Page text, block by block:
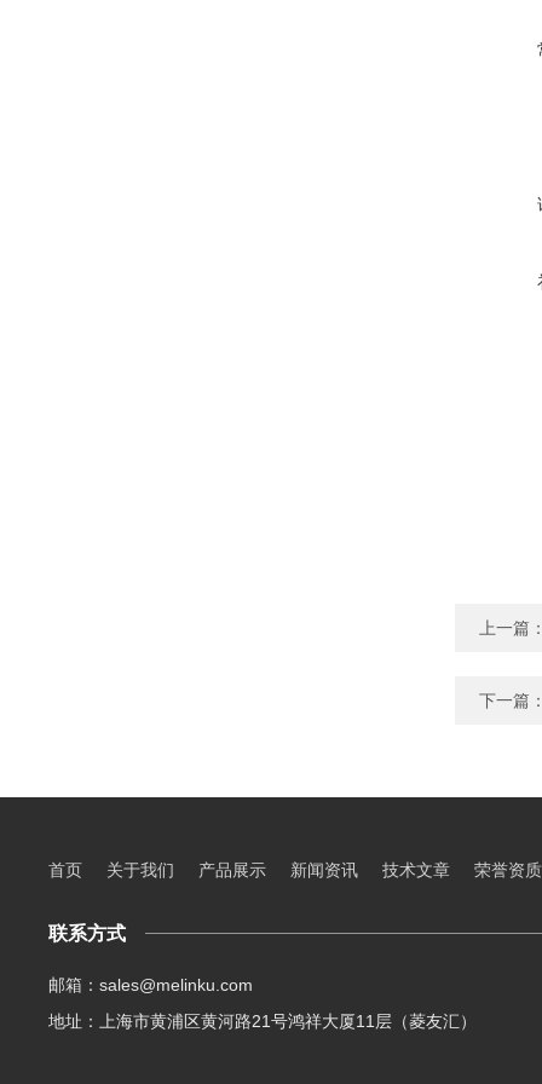
上一篇
下一篇
首页 关于我们 产品展示 新闻资讯 技术文章 荣誉资质
联系方式
邮箱：sales@melinku.com
地址：上海市黄浦区黄河路21号鸿祥大厦11层（菱友汇）